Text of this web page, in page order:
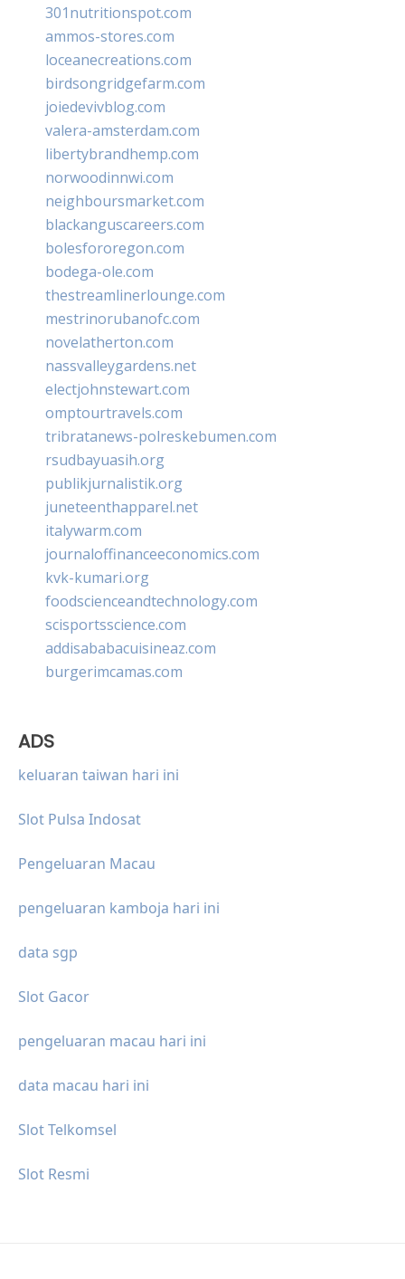
301nutritionspot.com
ammos-stores.com
loceanecreations.com
birdsongridgefarm.com
joiedevivblog.com
valera-amsterdam.com
libertybrandhemp.com
norwoodinnwi.com
neighboursmarket.com
blackanguscareers.com
bolesfororegon.com
bodega-ole.com
thestreamlinerlounge.com
mestrinorubanofc.com
novelatherton.com
nassvalleygardens.net
electjohnstewart.com
omptourtravels.com
tribratanews-polreskebumen.com
rsudbayuasih.org
publikjurnalistik.org
juneteenthapparel.net
italywarm.com
journaloffinanceeconomics.com
kvk-kumari.org
foodscienceandtechnology.com
scisportsscience.com
addisababacuisineaz.com
burgerimcamas.com
ADS
keluaran taiwan hari ini
Slot Pulsa Indosat
Pengeluaran Macau
pengeluaran kamboja hari ini
data sgp
Slot Gacor
pengeluaran macau hari ini
data macau hari ini
Slot Telkomsel
Slot Resmi